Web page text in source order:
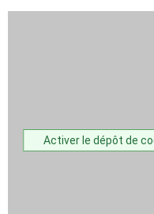
Activer le dépôt de